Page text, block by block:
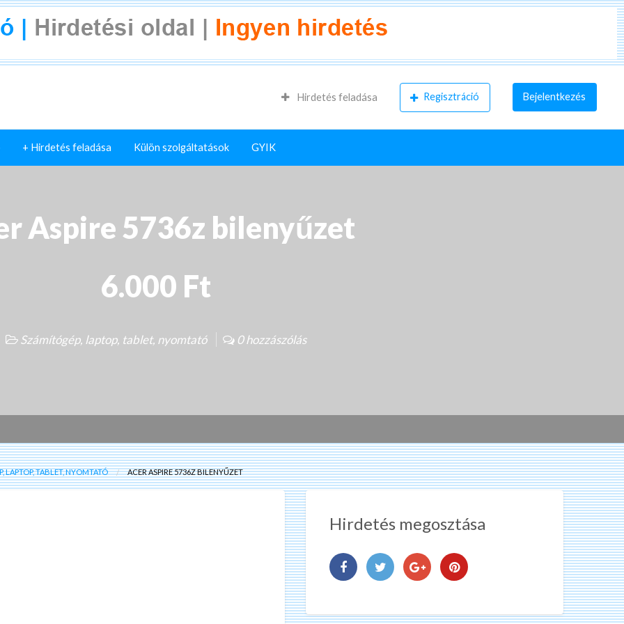
Hirdetés feladása Regisztráció Bejelentkezés
+ Hirdetés feladása Külön szolgáltatások GYIK
Aspire 5736z bilenyűzet
6.000 Ft
Számítógép, laptop, tablet, nyomtató 0 hozzászólás
LAPTOP, TABLET, NYOMTATÓ ACER ASPIRE 5736Z BILENYŰZET
Hirdetés megosztása